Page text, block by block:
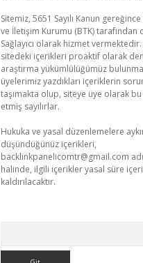
Sitemiz, 5651 Sayılı Kanun
ve İletişim Kurumu (BTK) tarafından
Sağlayıcı olarak hizmet
sitedeki içerikleri proaktif olarak
araştırma yükümlülüğümüz
üyelerimiz yazdıkları içeriklerin
taşımakta olup, siteye üye olarak
etmiş sayılırlar.
Hukuka ve yasal düzenlemelere
düşündüğünüz içerikleri,
backlinkpanelicomtr@gmail.com
halinde, ilgili içerikler yasal süre
kaldırılacaktır.